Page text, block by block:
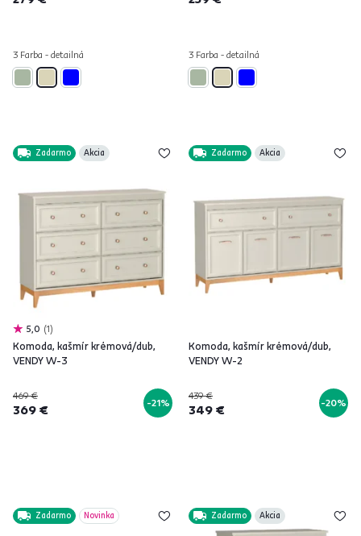
3 Farba - detailná 3 Farba - detailná
Zadarmo Akcia
5,0 1
Komoda, kašmír krémová/dub,
VENDY W-3
469 €
369 € -21%
Zadarmo Akcia
Komoda, kašmír krémová/dub,
VENDY W-2
439 €
349 € -20%
Zadarmo Novinka Zadarmo Akcia